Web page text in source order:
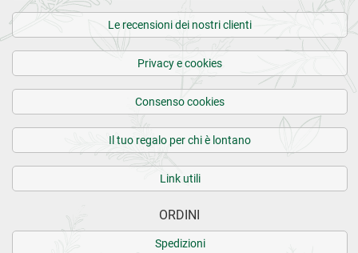
Le recensioni dei nostri clienti
Privacy e cookies
Consenso cookies
Il tuo regalo per chi è lontano
Link utili
ORDINI
Spedizioni